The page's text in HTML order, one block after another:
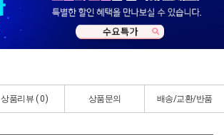
상품리뷰 (0) 상품문의 배송/교환/반품